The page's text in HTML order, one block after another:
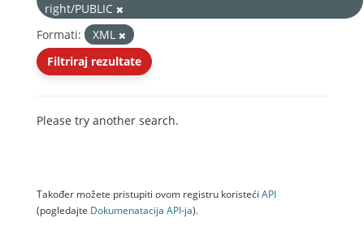
right/PUBLIC
Formati:
XML
Filtriraj rezultate
Please try another search.
Također možete pristupiti ovom registru koristeći API
(pogledajte Dokumenаtаcijа API-jа).